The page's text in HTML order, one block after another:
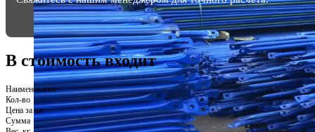
В стоимость входит
Наименование
Кол-во
Цена за шт
Сумма